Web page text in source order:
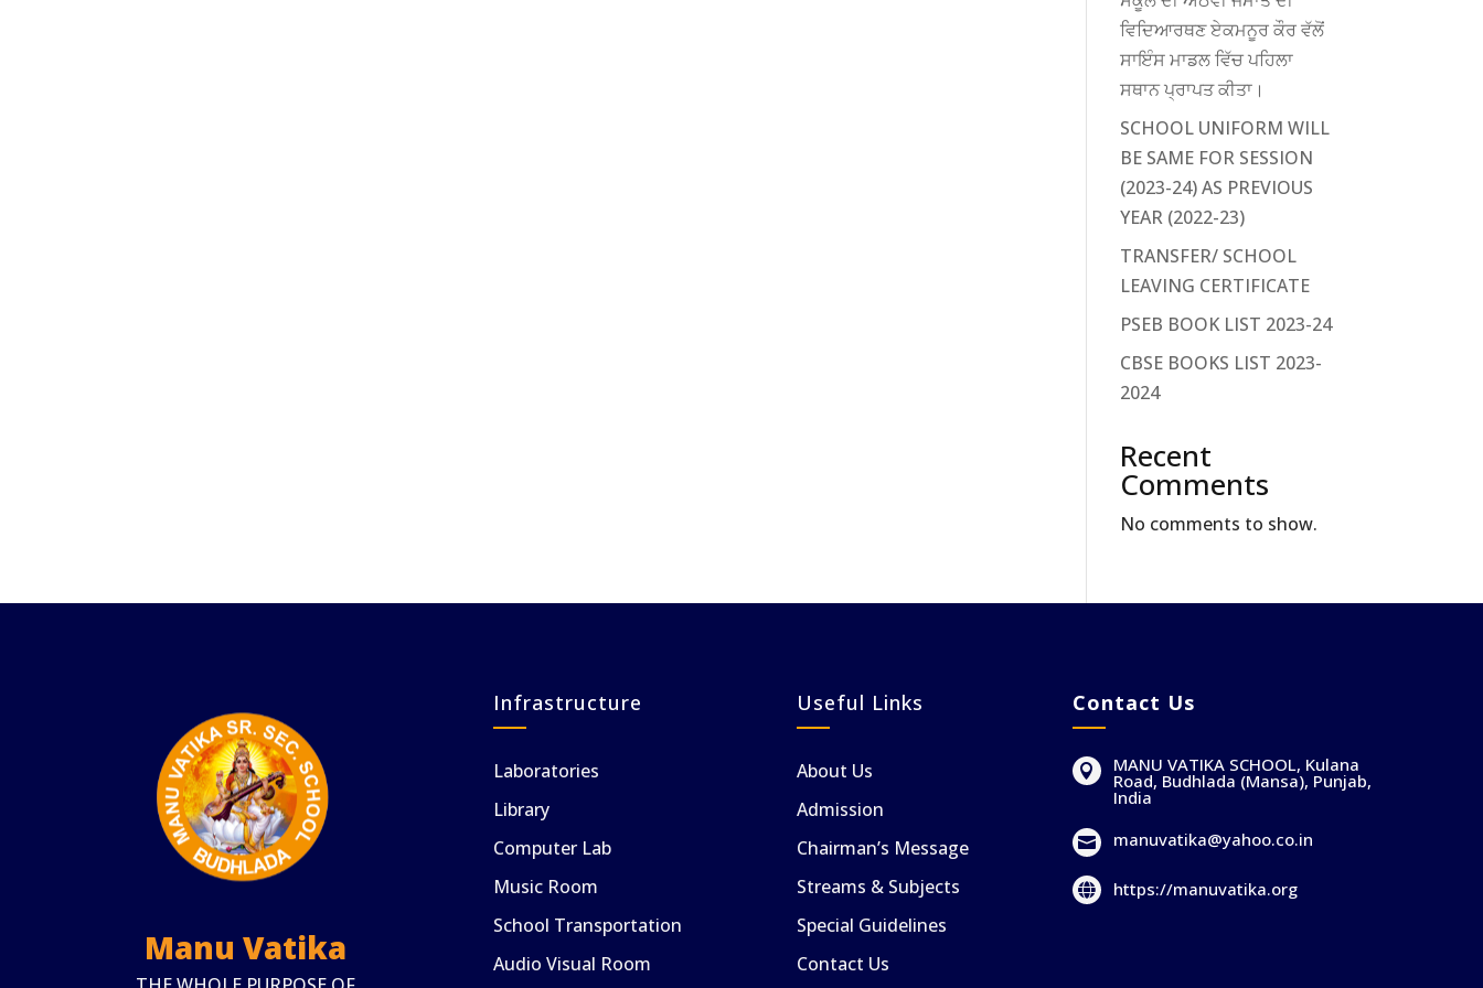
ਵਿਦਿਆਰਥਣ ਏਕਮਨੂਰ ਕੌਰ ਵੱਲੋਂ
ਸਾਇੰਸ ਮਾਡਲ ਵਿੱਚ ਪਹਿਲਾ
ਸਥਾਨ ਪ੍ਰਾਪਤ ਕੀਤਾ।
SCHOOL UNIFORM WILL
BE SAME FOR SESSION
(2023-24) AS PREVIOUS
YEAR (2022-23)
TRANSFER/ SCHOOL
LEAVING CERTIFICATE
PSEB BOOK LIST 2023-24
CBSE BOOKS LIST 2023-
2024
Recent
Comments
No comments to show.
Manu Vatika
Infrastructure
Laboratories
Library
Computer Lab
Music Room
School Transportation
Audio Visual Room
Useful Links
About Us
Admission
Chairman’s Message
Streams & Subjects
Special Guidelines
Contact Us
Contact Us
 MANU VATIKA SCHOOL, Kulana
Road, Budhlada (Mansa), Punjab,
India
 manuvatika@yahoo.co.in
 https://manuvatika.org